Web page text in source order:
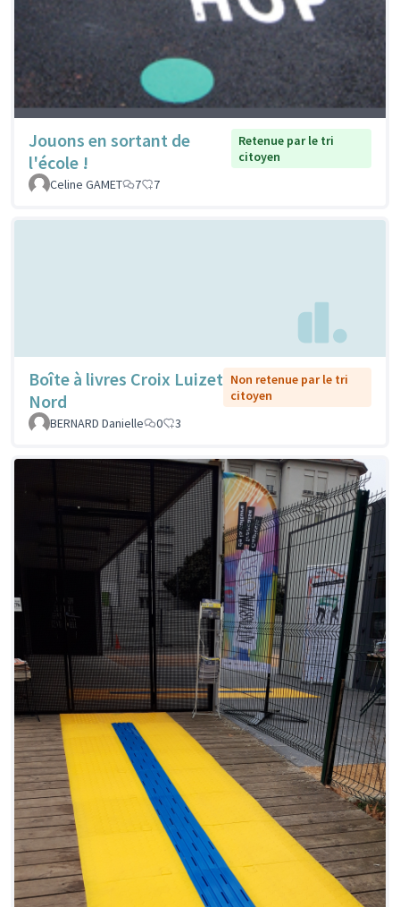
Jouons en sortant de
l'école !
Retenue par le tri
citoyen
Celine GAMET
7 7
Boîte à livres Croix Luizet
Nord
Non retenue par le tri
citoyen
BERNARD Danielle
0 3